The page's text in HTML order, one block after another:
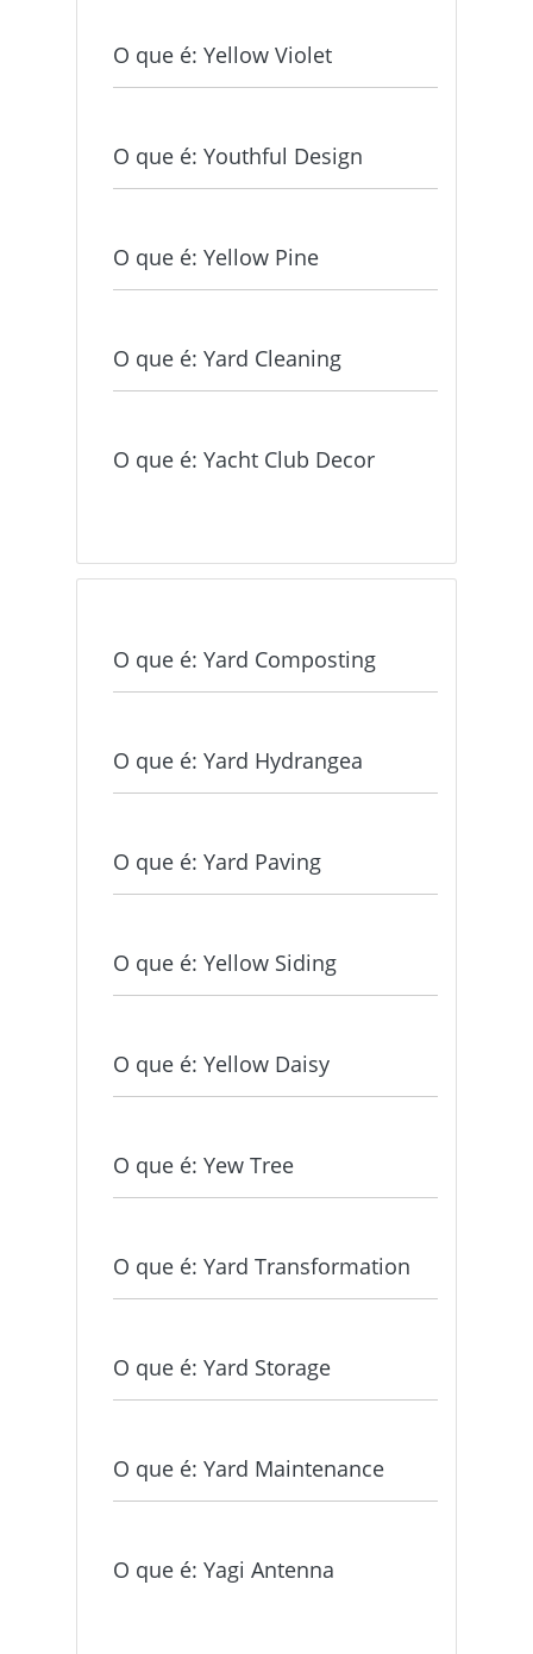
O que é: Yellow Violet
O que é: Youthful Design
O que é: Yellow Pine
O que é: Yard Cleaning
O que é: Yacht Club Decor
O que é: Yard Composting
O que é: Yard Hydrangea
O que é: Yard Paving
O que é: Yellow Siding
O que é: Yellow Daisy
O que é: Yew Tree
O que é: Yard Transformation
O que é: Yard Storage
O que é: Yard Maintenance
O que é: Yagi Antenna